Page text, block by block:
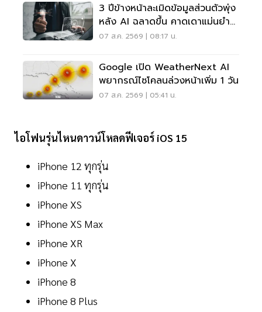
3 ปีข้างหน้าละเมิดข้อมูลส่วนตัวพุ่ง
หลัง AI ฉลาดขึ้น คาดเดาแม่นยำ
กว่าเดิม
07 ส.ค. 2569 | 08:17 น.
Google เปิด WeatherNext AI
พยากรณ์ไซโคลนล่วงหน้าเพิ่ม 1 วัน
07 ส.ค. 2569 | 05:41 น.
ไอโฟนรุ่นไหนดาวน์โหลดฟีเจอร์ iOS 15
iPhone 12 ทุกรุ่น
iPhone 11 ทุกรุ่น
‌iPhone‌ XS
‌iPhone‌ XS Max
iPhone XR
‌iPhone‌ X
‌iPhone‌ 8
‌iPhone‌ 8 Plus